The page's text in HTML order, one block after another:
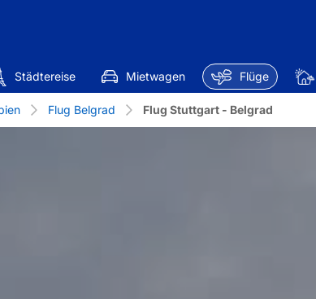
Städtereise Mietwagen Flüge
Flug Belgrad Flug Stuttgart - Belgrad